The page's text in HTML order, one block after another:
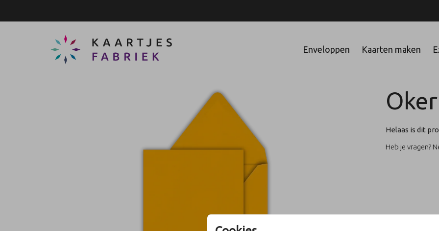
Enveloppen Kaarten maken
Helaas is dit
Heb je vragen?